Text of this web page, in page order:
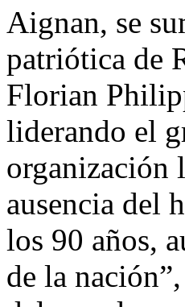
Aignan, se
patriótica de
Florian
liderando el
organización
ausencia del
los 90 años,
de la